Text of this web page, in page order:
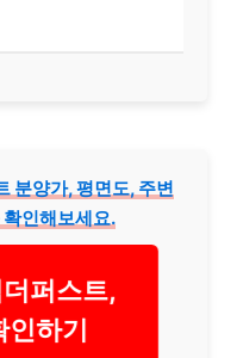
분양가, 평면도, 주변
인해보세요.
퍼스트,
하기